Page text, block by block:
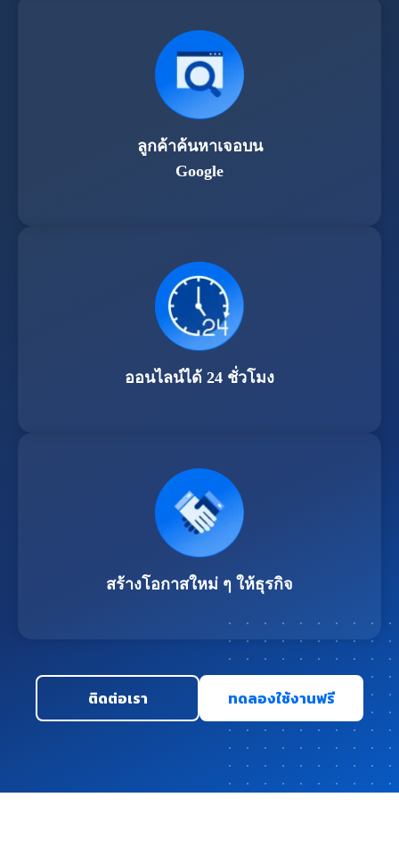
ลูกค้าค้นหาเจอบน
Google
ออนไลน์ได้ 24 ชั่วโมง
สร้างโอกาสใหม่ ๆ ให้ธุรกิจ
ติดต่อเรา ทดลองใช้งานฟรี